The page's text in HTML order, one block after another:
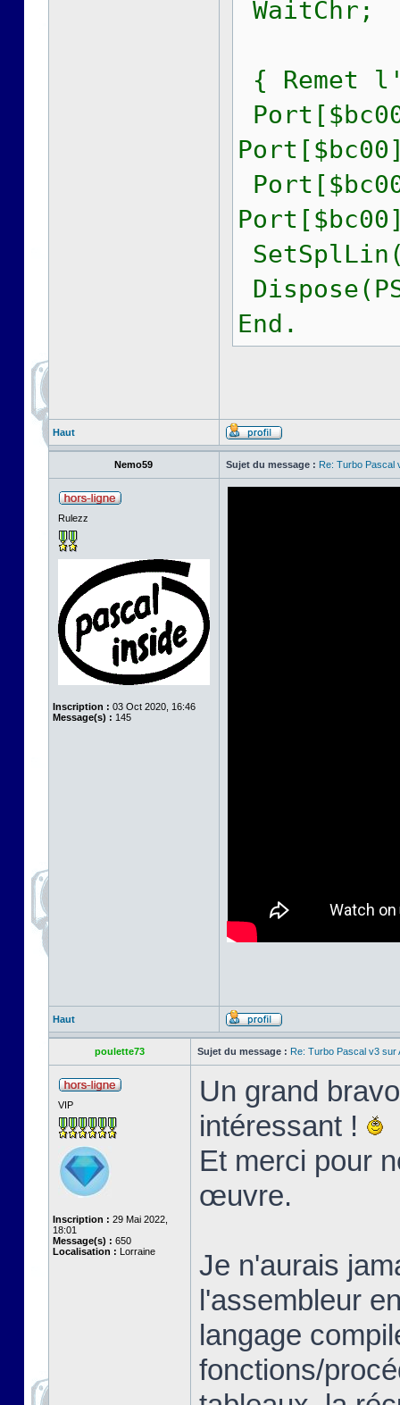
WaitChr;
{ Remet
End.
Haut
Nemo59 Sujet du message : Re: Turbo Pascal
Rulezz
Inscription : 03 Oct 2020, 16:46
Message(s) : 145
Haut
poulette73 Sujet du message : Re: Turbo Pascal v3 sur
VIP
Inscription : 29 Mai 2022,
18:01
Message(s) : 650
Localisation : Lorraine
Un grand
intéressant !
Et merci pour
œuvre.
Je n'aurais
l'assembleur
langage
fonctions/